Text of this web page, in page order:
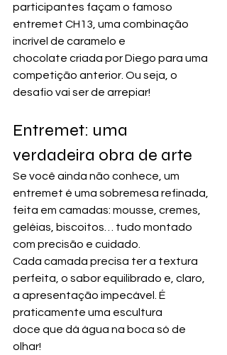
participantes façam o famoso
entremet CH13, uma combinação
incrível de caramelo e
chocolate criada por Diego para uma
competição anterior. Ou seja, o
desafio vai ser de arrepiar!
Entremet: uma
verdadeira obra de arte
Se você ainda não conhece, um
entremet é uma sobremesa refinada,
feita em camadas: mousse, cremes,
geléias, biscoitos… tudo montado
com precisão e cuidado.
Cada camada precisa ter a textura
perfeita, o sabor equilibrado e, claro,
a apresentação impecável. É
praticamente uma escultura
doce que dá água na boca só de
olhar!